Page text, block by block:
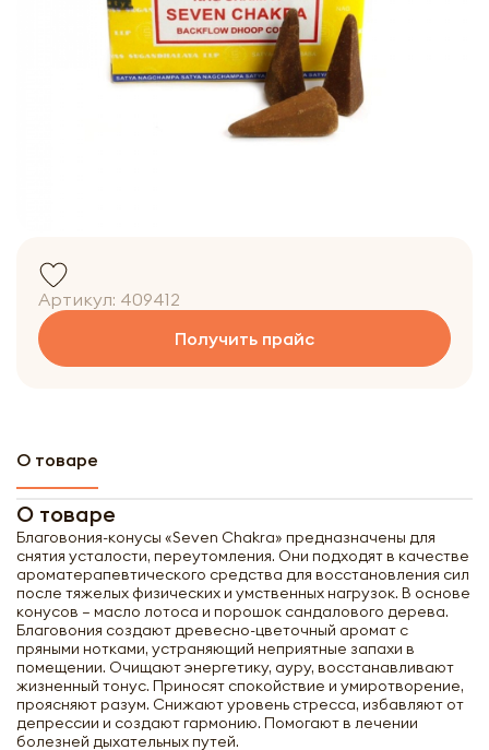
Артикул: 409412
Получить прайс
О товаре
О товаре
Благовония-конусы «Seven Chakra» предназначены для
снятия усталости, переутомления. Они подходят в качестве
ароматерапевтического средства для восстановления сил
после тяжелых физических и умственных нагрузок. В основе
конусов – масло лотоса и порошок сандалового дерева.
Благовония создают древесно-цветочный аромат с
пряными нотками, устраняющий неприятные запахи в
помещении. Очищают энергетику, ауру, восстанавливают
жизненный тонус. Приносят спокойствие и умиротворение,
проясняют разум. Снижают уровень стресса, избавляют от
депрессии и создают гармонию. Помогают в лечении
болезней дыхательных путей.